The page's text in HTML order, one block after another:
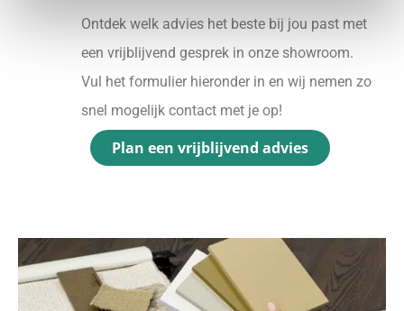
Ontdek welk advies het beste bij jou past met
een vrijblijvend gesprek in onze showroom.
Vul het formulier hieronder in en wij nemen zo
snel mogelijk contact met je op!
Plan een vrijblijvend advies